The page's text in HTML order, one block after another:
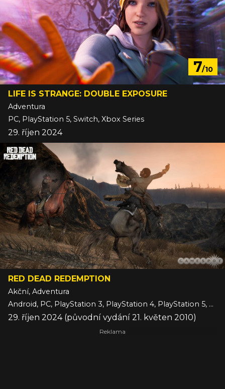
7/10
LIFE IS STRANGE: DOUBLE EXPOSURE
Adventura
PC, PlayStation 5, Switch, Xbox Series
29. říjen 2024
RED DEAD REDEMPTION
Akční, Adventura
Android, PC, PlayStation 3, PlayStation 4, PlayStation 5, Switch, Switch 2, Xbox 360, Xbox Series, iOS
29. říjen 2024 (původní vydání 21. květen 2010)